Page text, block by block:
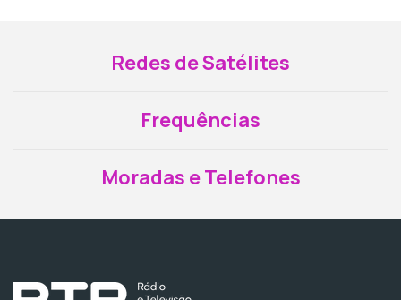
Redes de Satélites
Frequências
Moradas e Telefones